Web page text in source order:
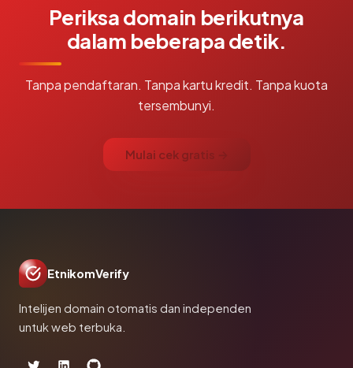
Periksa domain berikutnya
dalam beberapa detik.
Tanpa pendaftaran. Tanpa kartu kredit. Tanpa kuota
tersembunyi.
Mulai cek gratis →
EtnikomVerify
Intelijen domain otomatis dan independen
untuk web terbuka.